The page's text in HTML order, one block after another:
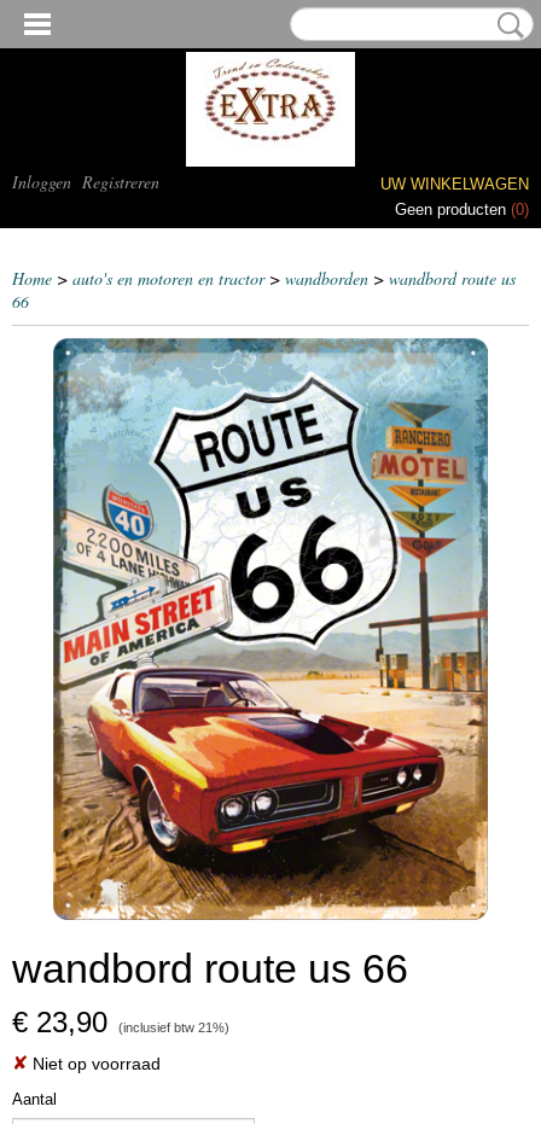
Inloggen Registreren
UW WINKELWAGEN
Geen producten (0)
Home > auto's en motoren en tractor> wandborden > wandbord route us
66
wandbord route us 66
€ 23,90 (inclusief btw 21%)
✘ Niet op voorraad
Aantal